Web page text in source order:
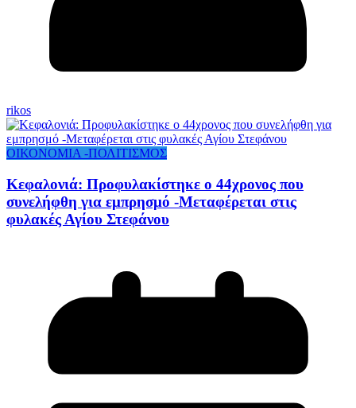
rikos
ΟΙΚΟΝΟΜΙΑ -ΠΟΛΙΤΙΣΜΟΣ
Κεφαλονιά: Προφυλακίστηκε ο 44χρονος που
συνελήφθη για εμπρησμό -Μεταφέρεται στις
φυλακές Αγίου Στεφάνου